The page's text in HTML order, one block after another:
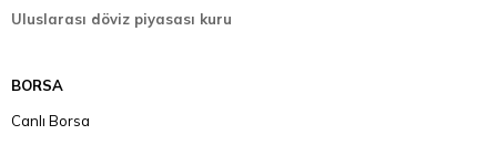
Uluslarası döviz piyasası kuru
BORSA
Canlı Borsa